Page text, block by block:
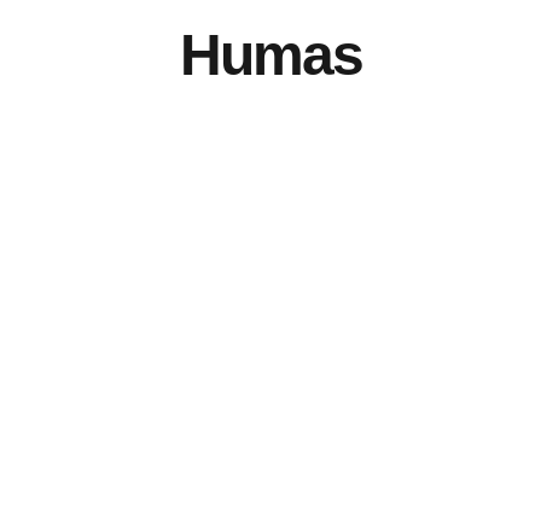
Humas